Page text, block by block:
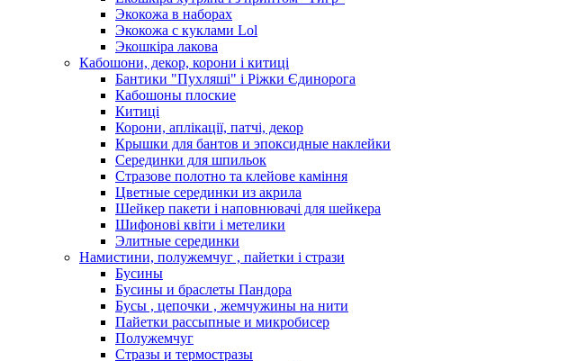
Экокожа в наборах
Экокожа с куклами Lol
Экошкiра лакова
Кабошони, декор, корони і китиці
Бантики "Пухляші" і Ріжки Єдинорога
Кабошоны плоские
Китиці
Корони, аплікації, патчі, декор
Крышки для бантов и эпоксидные наклейки
Серединки для шпильок
Стразове полотно та клейове каміння
Цветные серединки из акрила
Шейкер пакети і наповнювачі для шейкера
Шифонові квіти і метелики
Элитные серединки
Намистини, полужемчуг , пайетки і стрази
Бусины
Бусины и браслеты Пандора
Бусы , цепочки , жемчужины на нити
Пайетки рассыпные и микробисер
Полужемчуг
Стразы и термостразы